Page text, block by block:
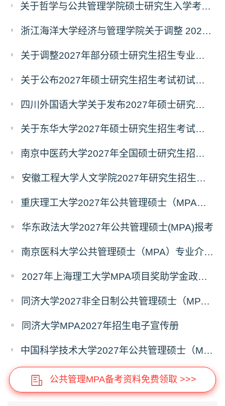
关于哲学与公共管理学院硕士研究生入学考试（初试） 考试科目及参考书目变更的通知（二）
浙江海洋大学经济与管理学院关于调整 2027年硕士研究生招生考试初试科目的公告
关于调整2027年部分硕士研究生招生专业初试考试科目的公告（持续更新中）
关于公布2027年硕士研究生招生考试初试自命题科目考试大纲的通知
四川外国语大学关于发布2027年硕士研究生招生考试自命题科目大纲的公告
关于东华大学2027年硕士研究生招生考试（初试）招生目录拟调整公告（一）
南京中医药大学2027年全国硕士研究生招生考试初试自命题科目考试内容及参考书目
安徽工程大学人文学院2027年研究生招生简章
重庆理工大学2027年公共管理硕士（MPA）专业学位研究生（双证）报考
华东政法大学2027年公共管理硕士(MPA)报考
南京医科大学公共管理硕士（MPA）专业介绍（2027年）
2027年上海理工大学MPA项目奖助学金政策发布
同济大学2027非全日制公共管理硕士（MPA）奖学金方案
同济大学MPA2027年招生电子宣传册
中国科学技术大学2027年公共管理硕士（MPA）专业学位研究生招生通知
公共管理MPA备考资料免费领取 >>>